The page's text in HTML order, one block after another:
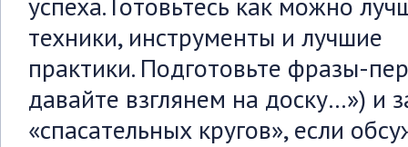
техники, инструменты и лучшие
практики. Подготовьте фразы-
давайте взглянем на доску…») и
«спасательных кругов», если